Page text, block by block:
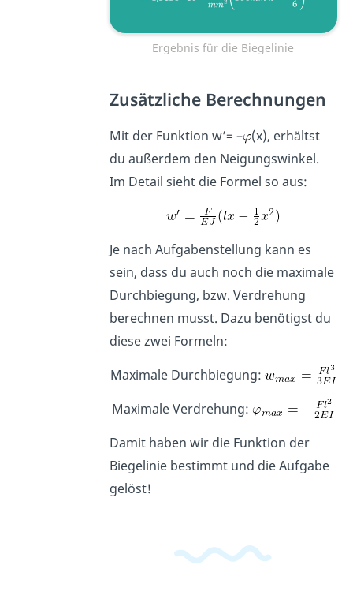
Ergebnis für die Biegelinie
Zusätzliche Berechnungen
Mit der Funktion w’= – (x), erhältst
du außerdem den Neigungswinkel.
Im Detail sieht die Formel so aus:
Je nach Aufgabenstellung kann es
sein, dass du auch noch die maximale
Durchbiegung, bzw. Verdrehung
berechnen musst. Dazu benötigst du
diese zwei Formeln:
Maximale Durchbiegung:
Maximale Verdrehung:
Damit haben wir die Funktion der
Biegelinie bestimmt und die Aufgabe
gelöst!